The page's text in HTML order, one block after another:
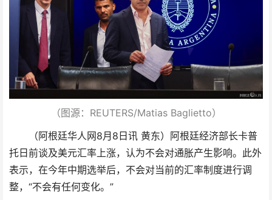
（图源：REUTERS/Matias Baglietto）
（阿根廷华人网8月8日讯 黄东）阿根廷经济部长卡普
托日前谈及美元汇率上涨，认为不会对通胀产生影响。此外
表示，在今年中期选举后，不会对当前的汇率制度进行调
整，“不会有任何变化。”